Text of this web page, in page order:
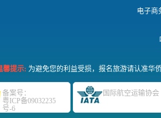
电子商
馨提示: 为避免您的利益受损，报名旅游请认准华
备案号：
粤ICP备09032235
号-6
国际航空运输协会